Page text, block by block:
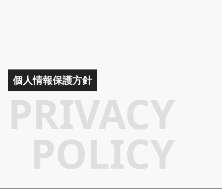
個人情報保護方針
PRIVACY
POLICY